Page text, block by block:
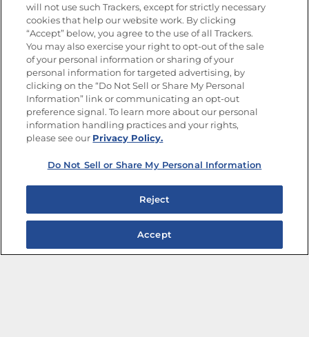
Mapa del sitioPolítica de privacidad
Limitar el uso de mis datos personales sensibles
No vender ni compartir mis datos personales
Copyright © 2026 Goya Foods, Inc. Todos los derechos reservados.
will not use such Trackers, except for strictly necessary
cookies that help our website work. By clicking
“Accept” below, you agree to the use of all Trackers.
You may also exercise your right to opt-out of the sale
of your personal information or sharing of your
personal information for targeted advertising, by
clicking on the “Do Not Sell or Share My Personal
Information” link or communicating an opt-out
preference signal. To learn more about our personal
information handling practices and your rights,
please see our Privacy Policy.
Do Not Sell or Share My Personal Information
Reject
Accept